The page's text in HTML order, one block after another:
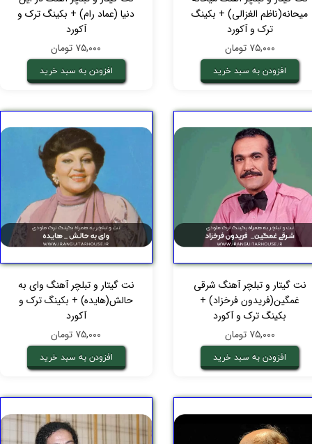
میحانه(ناظم الغزالی) + بکینگ
ترک و آکورد
۷۵,۰۰۰ تومان
افزودن به سبد خرید
دنیا (عماد رام) + بکینگ ترک و
آکورد
۷۵,۰۰۰ تومان
افزودن به سبد خرید
نت گیتار و تبلچر آهنگ شرقی
غمگین(فریدون فرخزاد) +
بکینگ ترک و آکورد
۷۵,۰۰۰ تومان
افزودن به سبد خرید
نت گیتار و تبلچر آهنگ وای‌ به‌
حالش(هایده) + بکینگ ترک و
آکورد
۷۵,۰۰۰ تومان
افزودن به سبد خرید